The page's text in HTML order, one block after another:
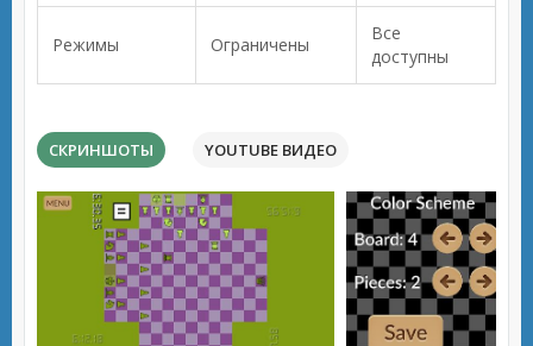
Режимы Ограничены
Все
доступны
СКРИНШОТЫ YOUTUBE ВИДЕО